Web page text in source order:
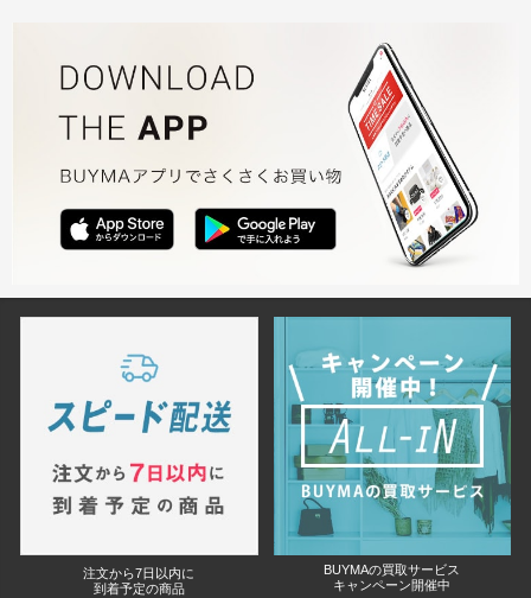
注文から7日以内に
到着予定の商品
BUYMAの買取サービス
キャンペーン開催中